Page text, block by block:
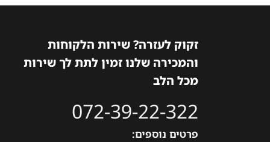
זקוק לעזרה? שירות הלקוחות
והמכירה שלנו זמין לתת לך שירות
מכל הלב
072-39-22-322
פרטים נוספים: